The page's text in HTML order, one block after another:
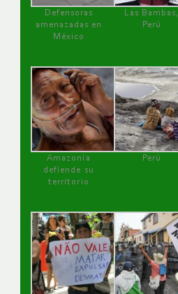
Defensoras
amenazadas en
México
Las Bambas,
Perú
Amazonía
defiende su
territorio
Perú